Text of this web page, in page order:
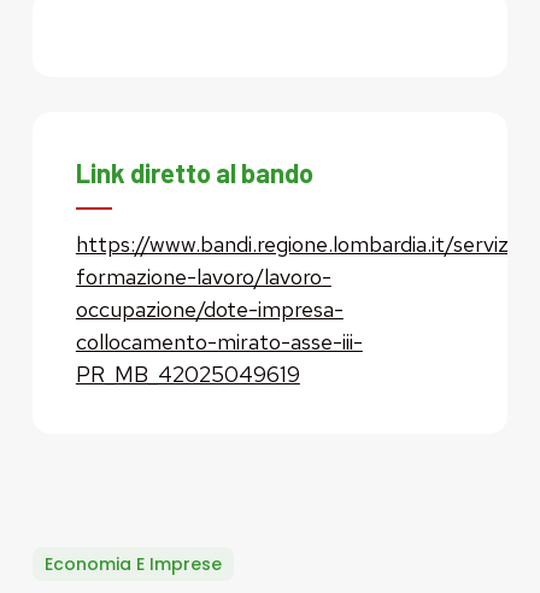
Link diretto al bando
https://www.bandi.regione.lombardia.it/
formazione-lavoro/lavoro-
occupazione/dote-impresa-
collocamento-mirato-asse-iii-
PR_MB_42025049619
Economia E Imprese